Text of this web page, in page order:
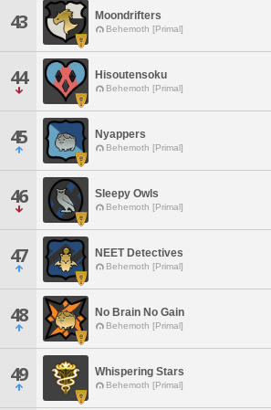
43 Moondrifters
Behemoth [Primal]
44 Hisoutensoku
Behemoth [Primal]
45 Nyappers
Behemoth [Primal]
46 Sleepy Owls
Behemoth [Primal]
47 NEET Detectives
Behemoth [Primal]
48 No Brain No Gain
Behemoth [Primal]
49 Whispering Stars
Behemoth [Primal]